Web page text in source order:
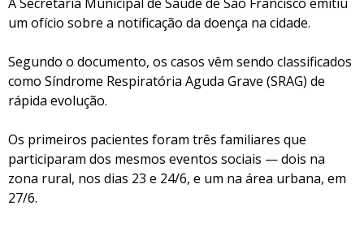
um ofício sobre a notificação da doença na cidade.
Segundo o documento, os casos vêm sendo classificados
como Síndrome Respiratória Aguda Grave (SRAG) de
rápida evolução.
Os primeiros pacientes foram três familiares que
participaram dos mesmos eventos sociais — dois na
zona rural, nos dias 23 e 24/6, e um na área urbana, em
27/6.